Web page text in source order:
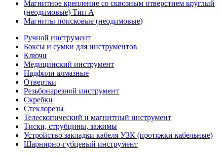
Магнитное крепление со сквозным отверстием круглый
(неодимовые) Тип А
Магниты поисковые (неодимовые)
Ручной инструмент
Боксы и сумки для инструментов
Ключи
Медицинский инструмент
Надфили алмазные
Отвертки
Резьбонарезной инструмент
Скребки
Стеклорезы
Телескопический и магнитный инструмент
Тиски, струбцины, зажимы
Устройство закладки кабеля УЗК (протяжки кабельные)
Шарнирно-губцевый инструмент